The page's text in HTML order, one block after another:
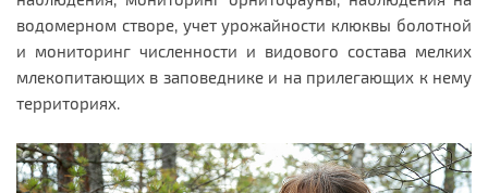
водомерном створе, учет урожайности клюквы болотной
и мониторинг численности и видового состава мелких
млекопитающих в заповеднике и на прилегающих к нему
территориях.